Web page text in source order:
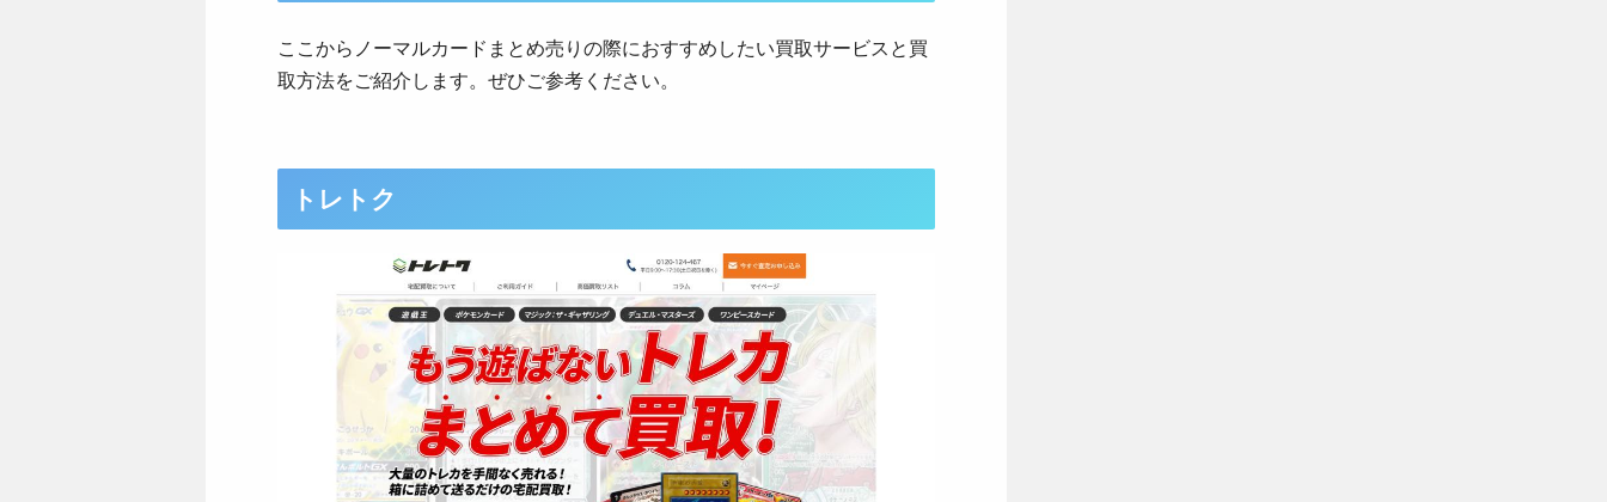
ここからノーマルカードまとめ売りの際におすすめしたい買取サービスと買
取方法をご紹介します。ぜひご参考ください。
トレトク